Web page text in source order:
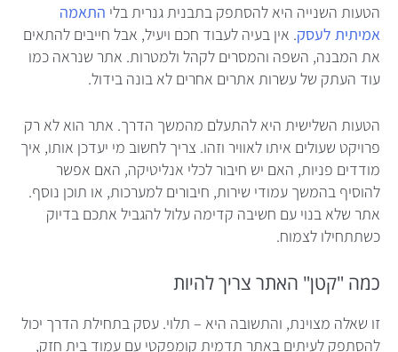
הטעות השנייה היא להסתפק בתבנית גנרית בלי התאמה
אמיתית לעסק. אין בעיה לעבוד חכם ויעיל, אבל חייבים להתאים
את המבנה, השפה והמסרים לקהל ולמטרות. אתר שנראה כמו
עוד העתק של עשרות אתרים אחרים לא בונה בידול.
הטעות השלישית היא להתעלם מהמשך הדרך. אתר הוא לא רק
פרויקט שעולים איתו לאוויר וזהו. צריך לחשוב מי יעדכן אותו, איך
מודדים פניות, האם יש חיבור לכלי אנליטיקה, האם אפשר
להוסיף בהמשך עמודי שירות, חיבורים למערכות, או תוכן נוסף.
אתר שלא בנוי עם חשיבה קדימה עלול להגביל אתכם בדיוק
כשתתחילו לצמוח.
כמה "קטן" האתר צריך להיות
זו שאלה מצוינת, והתשובה היא – תלוי. עסק בתחילת הדרך יכול
להסתפק לעיתים באתר תדמית קומפקטי עם עמוד בית חזק,